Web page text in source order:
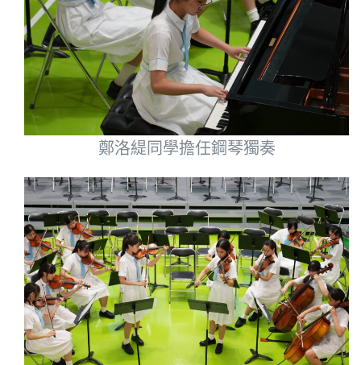
鄭洛緹同學擔任鋼琴獨奏